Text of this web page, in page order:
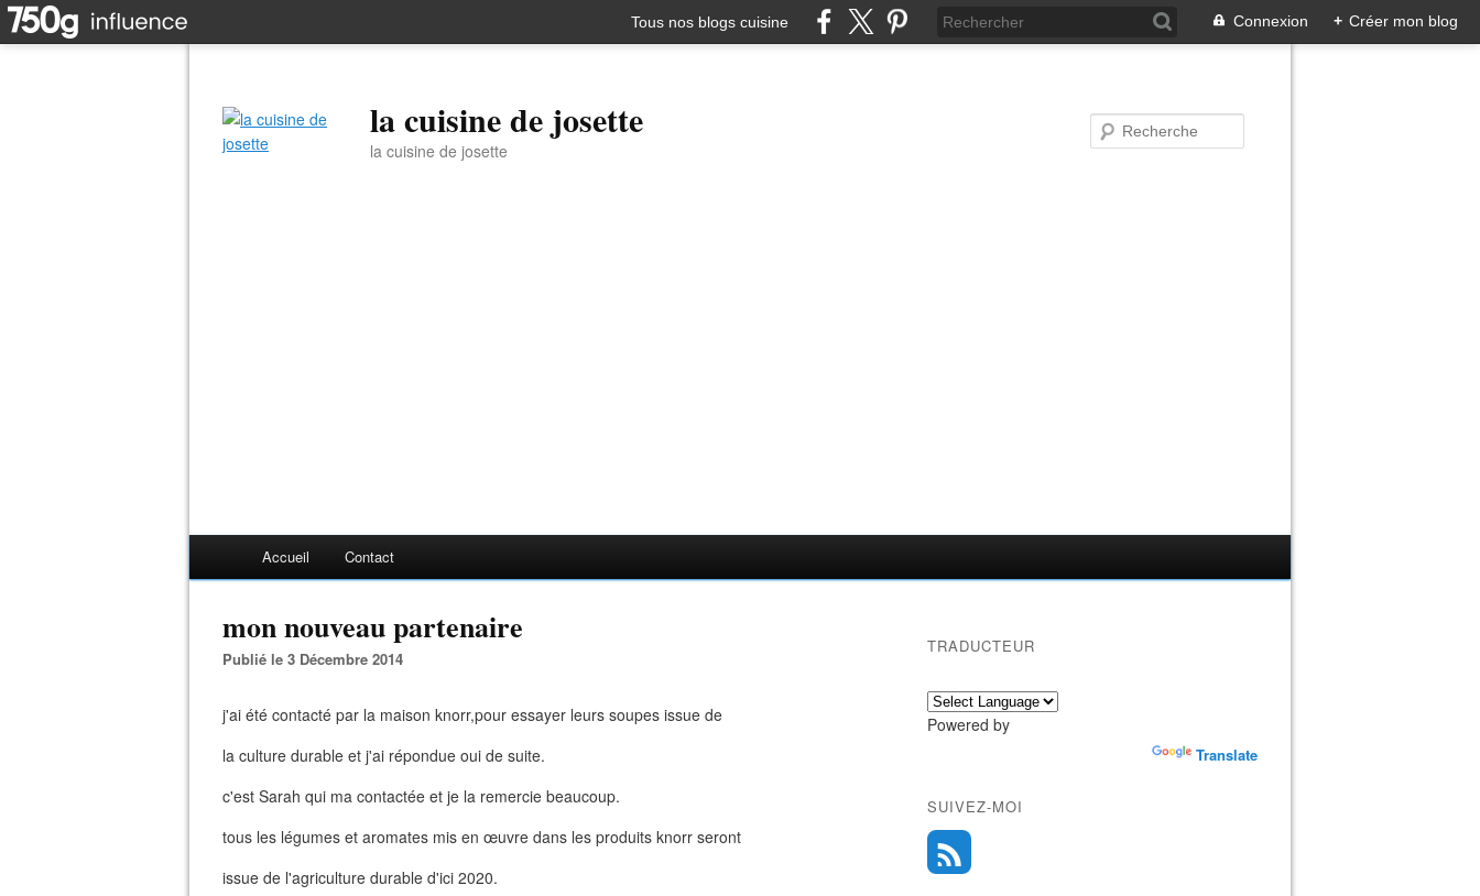
Tous nos blogs cuisine Connexion + Créer mon blog
la cuisine de josette
la cuisine de josette
Accueil Contact
mon nouveau partenaire
Publié le 3 Décembre 2014
j'ai été contacté par la maison knorr,pour essayer leurs soupes issue de
la culture durable et j'ai répondue oui de suite.
c'est Sarah qui ma contactée et je la remercie beaucoup.
tous les légumes et aromates mis en œuvre dans les produits knorr seront
issue de l'agriculture durable d'ici 2020.
TRADUCTEUR
Powered by
Translate
SUIVEZ-MOI